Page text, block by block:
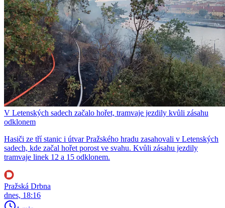
V Letenských sadech začalo hořet, tramvaje jezdily kvůli zásahu
odklonem
Hasiči ze tří stanic i útvar Pražského hradu zasahovali v Letenských
sadech, kde začal hořet porost ve svahu. Kvůli zásahu jezdily
tramvaje linek 12 a 15 odklonem.
Pražská Drbna
dnes, 18:16